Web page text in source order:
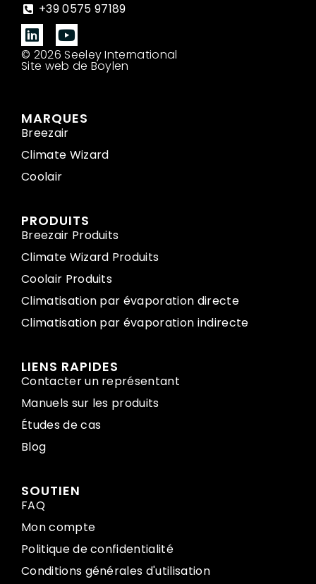
+39 0575 97189
© 2026 Seeley International
Site web de Boylen
MARQUES
Breezair
Climate Wizard
Coolair
PRODUITS
Breezair Produits
Climate Wizard Produits
Coolair Produits
Climatisation par évaporation directe
Climatisation par évaporation indirecte
LIENS RAPIDES
Contacter un représentant
Manuels sur les produits
Études de cas
Blog
SOUTIEN
FAQ
Mon compte
Politique de confidentialité
Conditions générales d'utilisation